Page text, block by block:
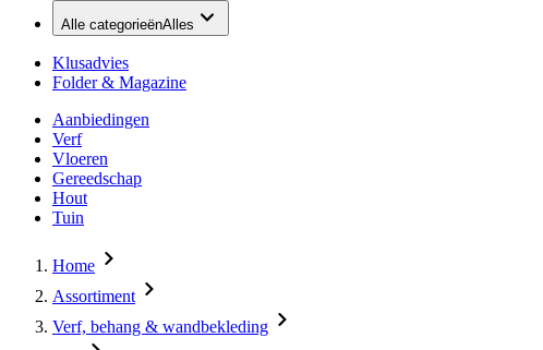
Alle categorieënAlles
Klusadvies
Folder & Magazine
Aanbiedingen
Verf
Vloeren
Gereedschap
Hout
Tuin
Home
Assortiment
Verf, behang & wandbekleding